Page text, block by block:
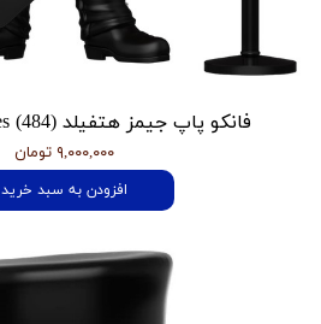
فانکو پاپ جیمز هتفیلد Metallica - James (484)
۹,۰۰۰,۰۰۰ تومان
افزودن به سبد خرید